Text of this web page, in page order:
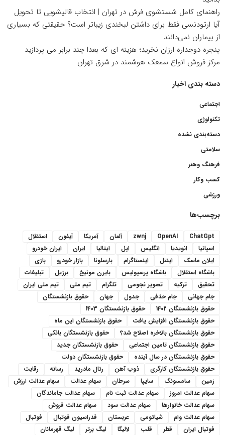
راهنمای کامل شستشوی فرش در تهران | انتخاب قالیشویی تا تحویل
آیا ارتودنسی فقط برای داشتن لبخندی زیباتر است؟ حقیقتی که بسیاری
از بیماران نمی‌دانند
پنجره دوجداره ارزان نخرید؛ هزینه ای که بعدا چند برابر می پردازید
مرکز فروش انواع سمعک هوشمند در شرق تهران
دسته بندی اخبار
اجتماعی
تکنولوژی
دسته‌بندی نشده
سلامتی
فرهنگ وهنر
کسب وکار
ورزشی
برچسب‌ها
ChatGpt
OpenAI
zwnj آلمان آمریکا آیفون
استقلال
اسپانیا
انویدیا انگلیس اپل ایتالیا ایران
ایران خودرو
ایلان ماسک
اینتل اینستاگرام بارسلونا بازار خودرو
بازی
باشگاه استقلال
باشگاه پرسپولیس بایرن مونیخ برزیل
تبلیغات
تحقیق
ترکیه تصویر نجومی تلگرام تیم ملی
تیم ملی ایران
جام جهانی
جام حذفی جدول جهان
حقوق بازنشستگان
حقوق بازنشستگان 1402
حقوق بازنشستگان 1403
حقوق بازنشستگان افزایش یافت
حقوق بازنشستگان این ماه
حقوق بازنشستگان بالاخره اصلاح شد؟
حقوق بازنشستگان بانکی
حقوق بازنشستگان تامین اجتماعی
حقوق بازنشستگان جدید
حقوق بازنشستگان در سال آینده
حقوق بازنشستگان دولت
حقوق بازنشستگان کارگری
ذوب آهن رئال مادرید رسانه
رقابت
زمین
سامسونگ سایپا سرطان سهام عدالت
سهام عدالت ارزش
سهام عدالت امروز
سهام عدالت ثبت نام
سهام عدالت جاماندگان
سهام عدالت خانوارها
سهام عدالت سود
سهام عدالت فروش
سهام عدالت وام
شیائومی عربستان فدراسیون فوتبال
فوتبال
فوتبال ایران
قطر قلب لالیگا لیگ برتر
لیگ قهرمانان